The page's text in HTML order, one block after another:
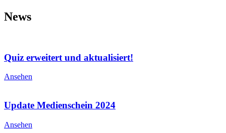
News
Quiz erweitert und aktualisiert!
Ansehen
Update Medienschein 2024
Ansehen